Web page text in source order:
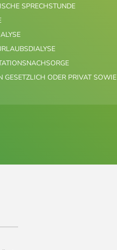
SPRECHSTUNDE
GESETZLICH ODER PRIVAT SOWIE